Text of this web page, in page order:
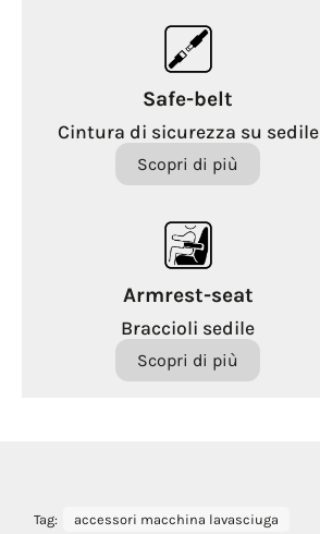
Safe-belt
Cintura di sicurezza su sedile
Scopri di più
Armrest-seat
Braccioli sedile
Scopri di più
Tag: accessori macchina lavasciuga